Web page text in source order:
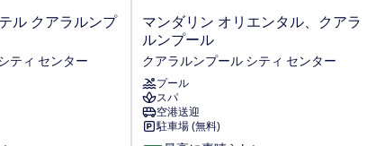
(Premier)
の
ド
1
ル クアラルンプ
ティ センター
マ
ン
リ
ン
オ
リ
エ
マンダリン オリエンタル、クアラ
ルンプール
クアラルンプール シティ センター
プール
スパ
空港送迎
駐車場 (無料)